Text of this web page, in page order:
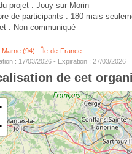
projet : Jouy-sur-Morin
de participants : 180 mais
: Non communiqué
Marne (94) - Île-de-France
: 17/03/2026 - Expiration : 27/03/2026
de cet